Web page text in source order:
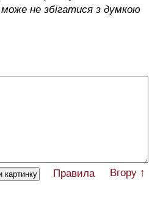
не збігатися з думкою
Правила Вгору ↑